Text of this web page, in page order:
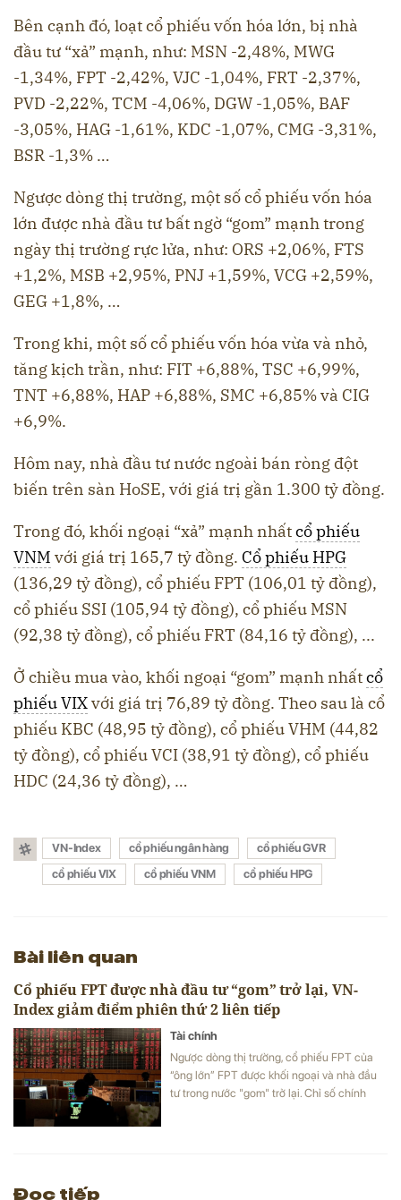
Bên cạnh đó, loạt cổ phiếu vốn hóa lớn, bị nhà
đầu tư “xả” mạnh, như: MSN -2,48%, MWG
-1,34%, FPT -2,42%, VJC -1,04%, FRT -2,37%,
PVD -2,22%, TCM -4,06%, DGW -1,05%, BAF
-3,05%, HAG -1,61%, KDC -1,07%, CMG -3,31%,
BSR -1,3% …
Ngược dòng thị trường, một số cổ phiếu vốn hóa
lớn được nhà đầu tư bất ngờ “gom” mạnh trong
ngày thị trường rực lửa, như: ORS +2,06%, FTS
+1,2%, MSB +2,95%, PNJ +1,59%, VCG +2,59%,
GEG +1,8%, …
Trong khi, một số cổ phiếu vốn hóa vừa và nhỏ,
tăng kịch trần, như: FIT +6,88%, TSC +6,99%,
TNT +6,88%, HAP +6,88%, SMC +6,85% và CIG
+6,9%.
Hôm nay, nhà đầu tư nước ngoài bán ròng đột
biến trên sàn HoSE, với giá trị gần 1.300 tỷ đồng.
Trong đó, khối ngoại “xả” mạnh nhấtcổ phiếu
VNM với giá trị 165,7 tỷ đồng. Cổ phiếu HPG
(136,29 tỷ đồng), cổ phiếu FPT (106,01 tỷ đồng),
cổ phiếu SSI (105,94 tỷ đồng), cổ phiếu MSN
(92,38 tỷ đồng), cổ phiếu FRT (84,16 tỷ đồng), ...
Ở chiều mua vào, khối ngoại “gom” mạnh nhấtcổ
phiếu VIXvới giá trị 76,89 tỷ đồng. Theo sau là cổ
phiếu KBC (48,95 tỷ đồng), cổ phiếu VHM (44,82
tỷ đồng), cổ phiếu VCI (38,91 tỷ đồng), cổ phiếu
HDC (24,36 tỷ đồng), …
VN-Index cổ phiếu ngân hàng
cổ phiếu GVR
cổ phiếu VIX
cổ phiếu VNM cổ phiếu HPG
Bài liên quan
Cổ phiếu FPT được nhà đầu tư “gom” trở lại, VN-
Index giảm điểm phiên thứ 2 liên tiếp
Tài chính
Ngược dòng thị trường, cổ phiếu FPT của
“ông lớn” FPT được khối ngoại và nhà đầu
tư trong nước "gom" trở lại. Chỉ số chính
Đọc tiếp